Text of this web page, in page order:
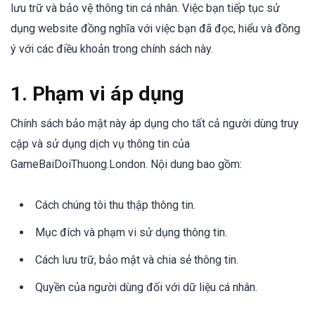
lưu trữ và bảo vệ thông tin cá nhân. Việc bạn tiếp tục sử
dụng website đồng nghĩa với việc bạn đã đọc, hiểu và đồng
ý với các điều khoản trong chính sách này.
1. Phạm vi áp dụng
Chính sách bảo mật này áp dụng cho tất cả người dùng truy
cập và sử dụng dịch vụ thông tin của
GameBaiDoiThuong.London. Nội dung bao gồm:
Cách chúng tôi thu thập thông tin.
Mục đích và phạm vi sử dụng thông tin.
Cách lưu trữ, bảo mật và chia sẻ thông tin.
Quyền của người dùng đối với dữ liệu cá nhân.